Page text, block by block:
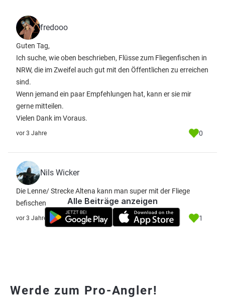
fredooo
Guten Tag,
Ich suche, wie oben beschrieben, Flüsse zum Fliegenfischen in
NRW, die im Zweifel auch gut mit den Öffentlichen zu erreichen
sind.
Wenn jemand ein paar Empfehlungen hat, kann er sie mir
gerne mitteilen.
Vielen Dank im Voraus.
vor 3 Jahre 0
Nils Wicker
Die Lenne/ Strecke Altena kann man super mit der Fliege
befischen
vor 3 Jahre 1
Alle Beiträge anzeigen
Werde zum Pro-Angler!